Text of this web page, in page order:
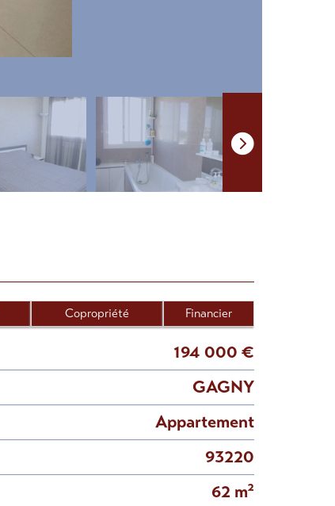
Copropriété Financier
194 000 €
GAGNY
Appartement
93220
62 m²